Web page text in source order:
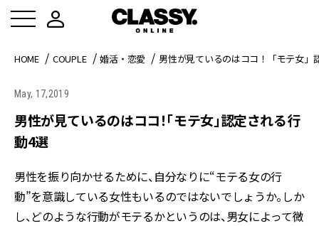
HOME COUPLE 婚活・恋愛 男性が見ているのはココ！「モテ女」
May, 17,2019
男性が見ているのはココ！「モテ女」認定される行
動4選
男性を振り向かせるために、自分なりに“モテる女の行
動”を意識している女性もいるのではないでしょうか。しか
し、どのような行動がモテるかというのは、男女によって微